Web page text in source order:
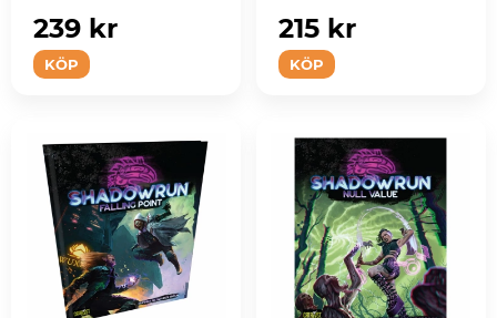
KÖP
239 kr
KÖP
215 kr